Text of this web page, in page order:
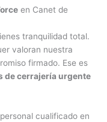
en Canet de
tranquilidad total.
valoran nuestra
firmado. Ese es
de cerrajería urgente
cualificado en